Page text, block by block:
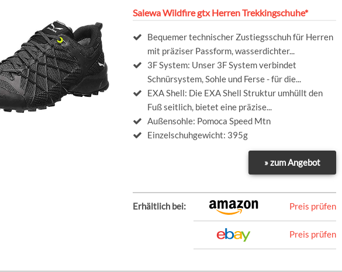
Salewa Wildfire gtx Herren Trekkingschuhe*
Bequemer technischer Zustiegsschuh für Herren
mit präziser Passform, wasserdichter...
3F System: Unser 3F System verbindet
Schnürsystem, Sohle und Ferse - für die...
EXA Shell: Die EXA Shell Struktur umhüllt den
Fuß seitlich, bietet eine präzise...
Außensohle: Pomoca Speed Mtn
Einzelschuhgewicht: 395g
» zum Angebot
Erhältlich bei: Preis prüfen
Preis prüfen